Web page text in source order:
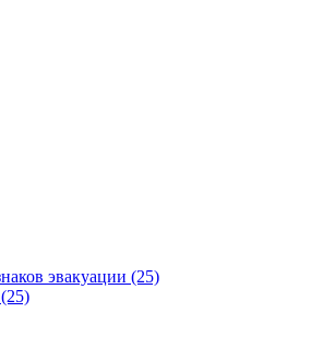
эвакуации (25)